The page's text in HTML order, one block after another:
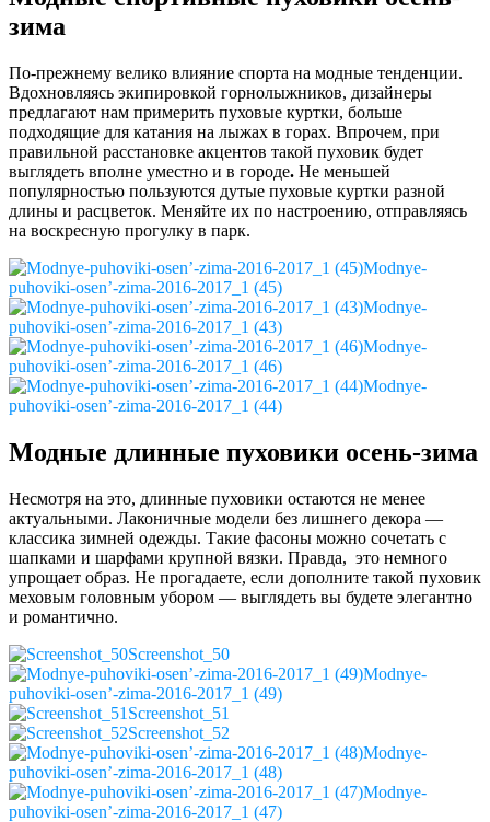
зима
По-прежнему велико влияние спорта на модные тенденции.
Вдохновляясь экипировкой горнолыжников, дизайнеры
предлагают нам примерить пуховые куртки, больше
подходящие для катания на лыжах в горах. Впрочем, при
правильной расстановке акцентов такой пуховик будет
выглядеть вполне уместно и в городе. Не меньшей
популярностью пользуются дутые пуховые куртки разной
длины и расцветок. Меняйте их по настроению, отправляясь
на воскресную прогулку в парк.
Modnye-
puhoviki-osen’-zima-2016-2017_1 (45)
Modnye-
puhoviki-osen’-zima-2016-2017_1 (43)
Modnye-
puhoviki-osen’-zima-2016-2017_1 (46)
Modnye-
puhoviki-osen’-zima-2016-2017_1 (44)
Модные длинные пуховики осень-зима
Несмотря на это, длинные пуховики остаются не менее
актуальными. Лаконичные модели без лишнего декора —
классика зимней одежды. Такие фасоны можно сочетать с
шапками и шарфами крупной вязки. Правда, это немного
упрощает образ. Не прогадаете, если дополните такой пуховик
меховым головным убором — выглядеть вы будете элегантно
и романтично.
Screenshot_50
Modnye-
puhoviki-osen’-zima-2016-2017_1 (49)
Screenshot_51
Screenshot_52
Modnye-
puhoviki-osen’-zima-2016-2017_1 (48)
Modnye-
puhoviki-osen’-zima-2016-2017_1 (47)